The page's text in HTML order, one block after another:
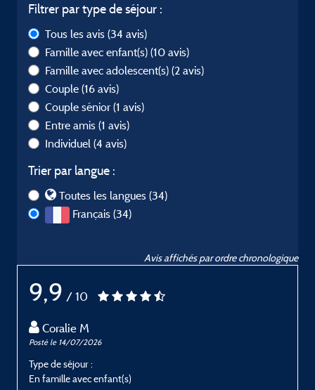
Filtrer par type de séjour :
Tous les avis (34 avis)
Famille avec enfant(s) (10 avis)
Famille avec adolescent(s) (2 avis)
Couple (16 avis)
Couple sénior (1 avis)
Entre amis (1 avis)
Individuel (4 avis)
Trier par langue :
Toutes les langues (34)
Français (34)
Avis affichés par ordre chronologique
9,9 / 10
Coralie M
Posté le 14/07/2026
Type de séjour :
En famille avec enfant(s)